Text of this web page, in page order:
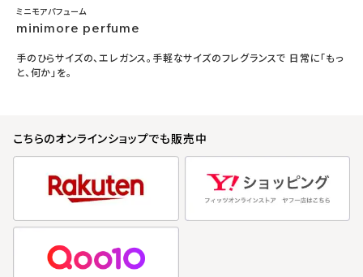
ミニモアパフューム
minimore perfume
手のひらサイズの、エレガンス。手軽なサイズのフレグランスで 日常に「もっ
と、何か」を。
こちらのオンラインショップでも販売中